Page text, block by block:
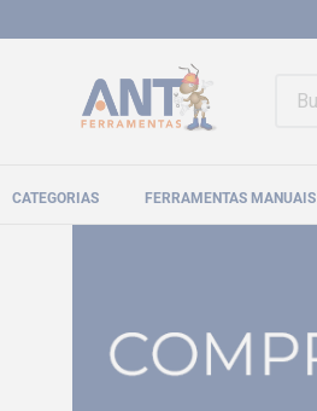
CATEGORIAS FERRAMENTAS MANUAIS